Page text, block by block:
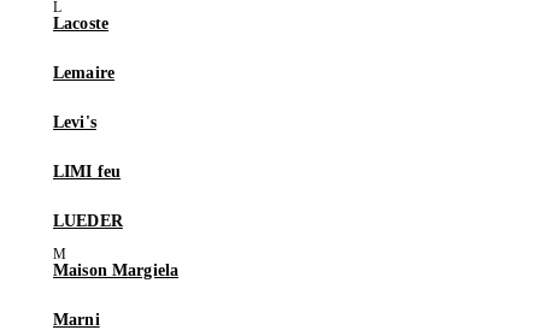
Lacoste
Lemaire
Levi's
LIMI feu
LUEDER
Maison Margiela
Marni